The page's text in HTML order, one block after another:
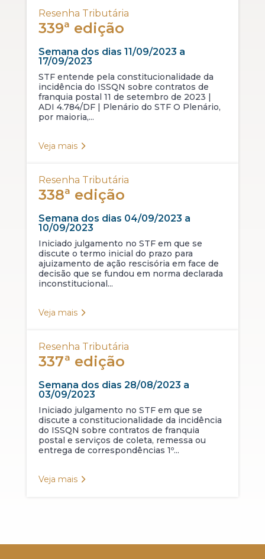
Resenha Tributária
339ª edição
Semana dos dias 11/09/2023 a
17/09/2023
STF entende pela constitucionalidade da
incidência do ISSQN sobre contratos de
franquia postal 11 de setembro de 2023 |
ADI 4.784/DF | Plenário do STF O Plenário,
por maioria,...
Veja mais
Resenha Tributária
338ª edição
Semana dos dias 04/09/2023 a
10/09/2023
Iniciado julgamento no STF em que se
discute o termo inicial do prazo para
ajuizamento de ação rescisória em face de
decisão que se fundou em norma declarada
inconstitucional...
Veja mais
Resenha Tributária
337ª edição
Semana dos dias 28/08/2023 a
03/09/2023
Iniciado julgamento no STF em que se
discute a constitucionalidade da incidência
do ISSQN sobre contratos de franquia
postal e serviços de coleta, remessa ou
entrega de correspondências 1º...
Veja mais